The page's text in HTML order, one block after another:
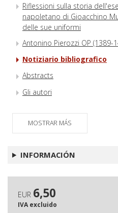
Riflessioni sulla storia
napoletano di Gioacchino
delle sue uniformi
Antonino Pierozzi OP (1389-
Notiziario bibliografico
Abstracts
Gli autori
MOSTRAR MÁS
INFORMACIÓN
EUR 6,50
IVA excluido